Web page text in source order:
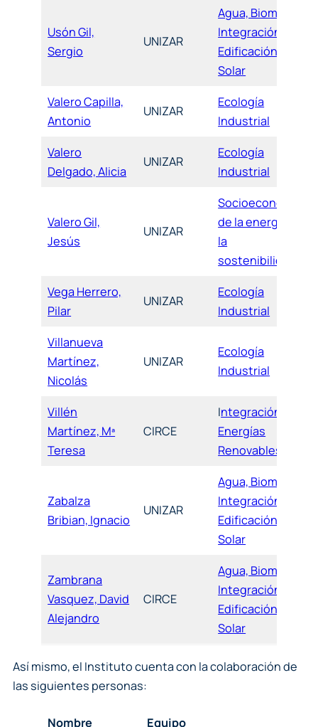
Usón Gil,
Sergio
UNIZAR
Agua, Biomasa,
Integración,
Edificación y
Solar
Valero Capilla,
Antonio
UNIZAR
Ecología
Industrial
Valero
Delgado, Alicia
UNIZAR
Ecología
Industrial
Valero Gil,
Jesús
UNIZAR
Socioeconomía
de la energía y
la
sostenibilidad
Vega Herrero,
Pilar
UNIZAR
Ecología
Industrial
Villanueva
Martínez,
Nicolás
UNIZAR
Ecología
Industrial
Villén
Martínez, Mª
Teresa
CIRCE
Integración de
Energías
Renovables
Zabalza
Bribian, Ignacio
UNIZAR
Agua, Biomasa,
Integración,
Edificación y
Solar
Zambrana
Vasquez, David
Alejandro
CIRCE
Agua, Biomasa,
Integración,
Edificación y
Solar
Así mismo, el Instituto cuenta con la colaboración de
las siguientes personas:
Nombre Equipo